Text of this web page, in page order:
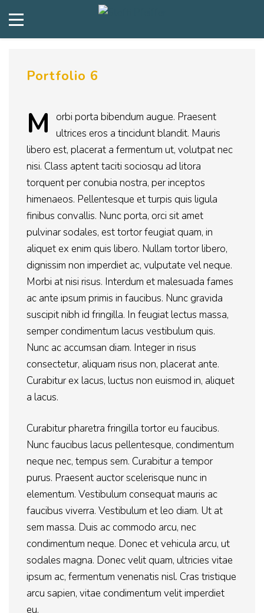
Portfolio 6
M
orbi porta bibendum augue. Praesent
ultrices eros a tincidunt blandit. Mauris
libero est, placerat a fermentum ut, volutpat nec
nisi. Class aptent taciti sociosqu ad litora
torquent per conubia nostra, per inceptos
himenaeos. Pellentesque et turpis quis ligula
finibus convallis. Nunc porta, orci sit amet
pulvinar sodales, est tortor feugiat quam, in
aliquet ex enim quis libero. Nullam tortor libero,
dignissim non imperdiet ac, vulputate vel neque.
Morbi at nisi risus. Interdum et malesuada fames
ac ante ipsum primis in faucibus. Nunc gravida
suscipit nibh id fringilla. In feugiat lectus massa,
semper condimentum lacus vestibulum quis.
Nunc ac accumsan diam. Integer in risus
consectetur, aliquam risus non, placerat ante.
Curabitur ex lacus, luctus non euismod in, aliquet
a lacus.
Curabitur pharetra fringilla tortor eu faucibus.
Nunc faucibus lacus pellentesque, condimentum
neque nec, tempus sem. Curabitur a tempor
purus. Praesent auctor scelerisque nunc in
elementum. Vestibulum consequat mauris ac
faucibus viverra. Vestibulum et leo diam. Ut at
sem massa. Duis ac commodo arcu, nec
condimentum neque. Donec et vehicula arcu, ut
sodales magna. Donec velit quam, ultricies vitae
ipsum ac, fermentum venenatis nisl. Cras tristique
arcu sapien, vitae condimentum velit imperdiet
eu.